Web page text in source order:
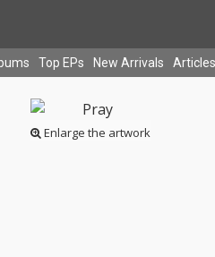
Top EPs New Arrivals Articles
Enlarge the artwork